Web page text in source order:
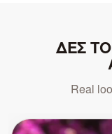
ΔΕΣ
Real